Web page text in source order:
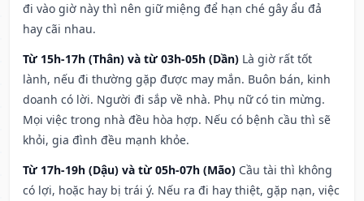
đi vào giờ này thì nên giữ miệng để hạn ché gây ẩu đả
hay cãi nhau.
Từ 15h-17h (Thân) và từ 03h-05h (Dần) Là giờ rất tốt
lành, nếu đi thường gặp được may mắn. Buôn bán, kinh
doanh có lời. Người đi sắp về nhà. Phụ nữ có tin mừng.
Mọi việc trong nhà đều hòa hợp. Nếu có bệnh cầu thì sẽ
khỏi, gia đình đều mạnh khỏe.
Từ 17h-19h (Dậu) và từ 05h-07h (Mão) Cầu tài thì không
có lợi, hoặc hay bị trái ý. Nếu ra đi hay thiệt, gặp nạn, việc